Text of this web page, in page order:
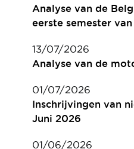
Analyse van de
eerste semester
13/07/2026
Analyse van de
01/07/2026
Inschrijvingen van
Juni 2026
01/06/2026